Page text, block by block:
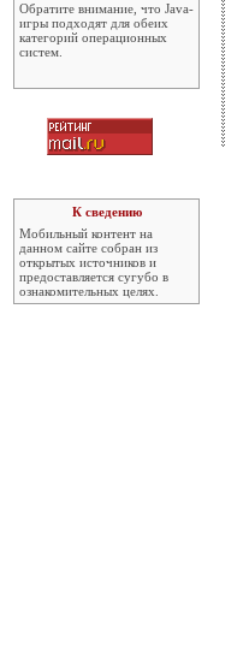
Обратите внимание, что Java-
игры подходят для обеих
категорий операционных
систем.
К сведению
Мобильный контент на
данном сайте собран из
открытых источников и
предоставляется сугубо в
ознакомительных целях.